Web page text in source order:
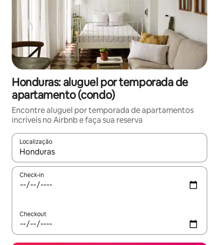
Honduras: aluguel por temporada de
apartamento (condo)
Encontre aluguel por temporada de apartamentos
incríveis no Airbnb e faça sua reserva
Localização
Quando os resultados estiverem disponíveis, explore-os
Check-in
Checkout